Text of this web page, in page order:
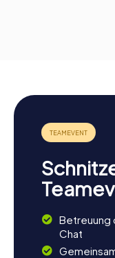
Betreuung
Chat